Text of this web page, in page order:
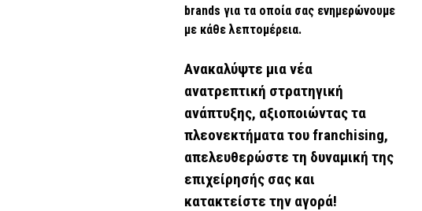
brands για τα οποία σας ενημερώνουμε
με κάθε λεπτομέρεια.
Ανακαλύψτε μια νέα
ανατρεπτική στρατηγική
ανάπτυξης, αξιοποιώντας τα
πλεονεκτήματα του franchising,
απελευθερώστε τη δυναμική της
επιχείρησής σας και
κατακτείστε την αγορά!